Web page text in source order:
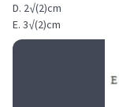
D. 2√(2)cm
E. 3√(2)cm